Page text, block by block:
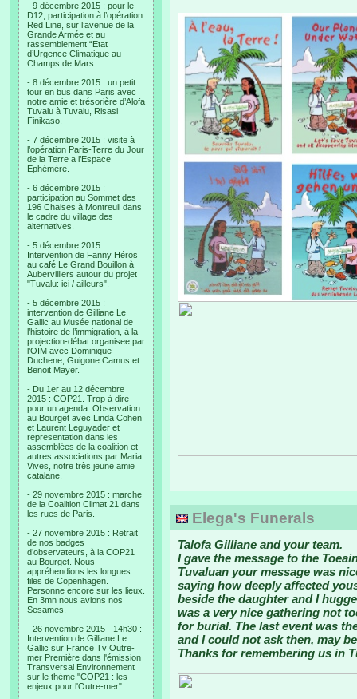
- 9 décembre 2015 : pour le
D12, participation à l’opération
Red Line, sur l’avenue de la
Grande Armée et au
rassemblement “Etat
d’Urgence Climatique au
Champs de Mars.
- 8 décembre 2015 : un petit
tour en bus dans Paris avec
notre amie et trésorière d’Alofa
Tuvalu à Tuvalu, Risasi
Finikaso.
- 7 décembre 2015 : visite à
l’opération Paris-Terre du Jour
de la Terre a l’Espace
Ephémère.
- 6 décembre 2015 :
participation au Sommet des
196 Chaises à Montreuil dans
le cadre du village des
alternatives.
- 5 décembre 2015 :
Intervention de Fanny Héros
au café Le Grand Bouillon à
Aubervilliers autour du projet
"Tuvalu: ici / ailleurs".
- 5 décembre 2015 :
intervention de Gilliane Le
Gallic au Musée national de
l’histoire de l’immigration, à la
projection-débat organisee par
l’OIM avec Dominique
Duchene, Guigone Camus et
Benoit Mayer.
- Du 1er au 12 décembre
2015 : COP21. Trop à dire
pour un agenda. Observation
au Bourget avec Linda Cohen
et Laurent Leguyader et
representation dans les
assemblées de la coalition et
autres associations par Maria
Vives, notre très jeune amie
catalane.
- 29 novembre 2015 : marche
de la Coalition Climat 21 dans
les rues de Paris.
- 27 novembre 2015 : Retrait
de nos badges
d’observateurs, à la COP21
au Bourget. Nous
appréhendions les longues
files de Copenhagen.
Personne encore sur les lieux.
En 3mn nous avions nos
Sesames.
- 26 novembre 2015 - 14h30 :
Intervention de Gilliane Le
Gallic sur France Tv Outre-
mer Première dans l'émission
Transversal Environnement
sur le thème "COP21 : les
enjeux pour l'Outre-mer".
Elega's Funerals
Talofa Gilliane and your team.
I gave the message to the
Tuvaluan your message was
saying how deeply affected
beside the daughter and I
was a very nice gathering not
for burial. The last event was
and I could not ask then, may
Thanks for remembering us in